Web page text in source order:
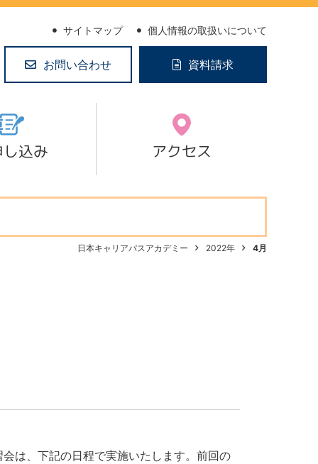
サイトマップ 個人情報の取扱いについて
お問い合わせ 資料請求
込み アクセス
日本キャリアパスアカデミー 2022年 4月
は、下記の日程で実施いたします。前回の